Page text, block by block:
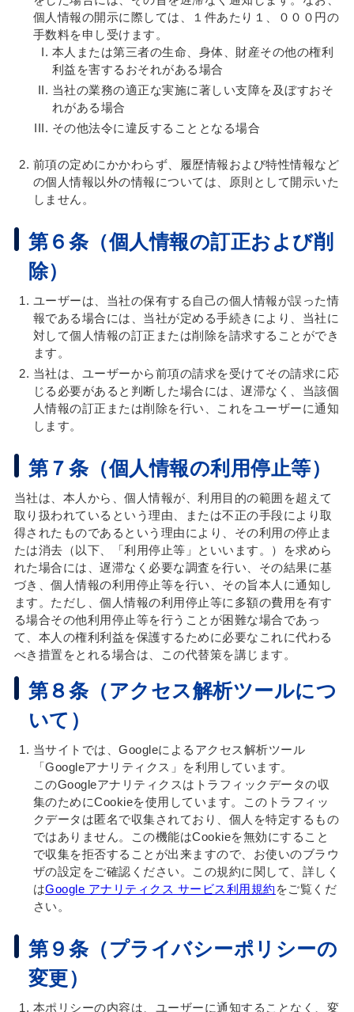
個人情報の開示に際しては、１件あたり１、０００円の
手数料を申し受けます。
本人または第三者の生命、身体、財産その他の権利
利益を害するおそれがある場合
当社の業務の適正な実施に著しい支障を及ぼすおそ
れがある場合
その他法令に違反することとなる場合
前項の定めにかかわらず、履歴情報および特性情報など
の個人情報以外の情報については、原則として開示いた
しません。
第６条（個人情報の訂正および削
除）
ユーザーは、当社の保有する自己の個人情報が誤った情
報である場合には、当社が定める手続きにより、当社に
対して個人情報の訂正または削除を請求することができ
ます。
当社は、ユーザーから前項の請求を受けてその請求に応
じる必要があると判断した場合には、遅滞なく、当該個
人情報の訂正または削除を行い、これをユーザーに通知
します。
第７条（個人情報の利用停止等）
当社は、本人から、個人情報が、利用目的の範囲を超えて
取り扱われているという理由、または不正の手段により取
得されたものであるという理由により、その利用の停止ま
たは消去（以下、「利用停止等」といいます。）を求めら
れた場合には、遅滞なく必要な調査を行い、その結果に基
づき、個人情報の利用停止等を行い、その旨本人に通知し
ます。ただし、個人情報の利用停止等に多額の費用を有す
る場合その他利用停止等を行うことが困難な場合であっ
て、本人の権利利益を保護するために必要なこれに代わる
べき措置をとれる場合は、この代替策を講じます。
第８条（アクセス解析ツールにつ
いて）
当サイトでは、Googleによるアクセス解析ツール
「Googleアナリティクス」を利用しています。
このGoogleアナリティクスはトラフィックデータの収
集のためにCookieを使用しています。このトラフィッ
クデータは匿名で収集されており、個人を特定するもの
ではありません。この機能はCookieを無効にすること
で収集を拒否することが出来ますので、お使いのブラウ
ザの設定をご確認ください。この規約に関して、詳しく
はGoogle アナリティクス サービス利用規約 をご覧くだ
さい。
第９条（プライバシーポリシーの
変更）
本ポリシーの内容は、ユーザーに通知することなく、変